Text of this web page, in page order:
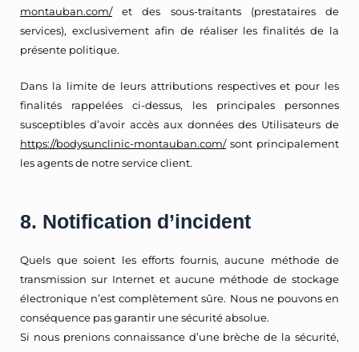
montauban.com/et des sous-traitants (prestataires de
services), exclusivement afin de réaliser les finalités de la
présente politique.
Dans la limite de leurs attributions respectives et pour les
finalités rappelées ci-dessus, les principales personnes
susceptibles d’avoir accès aux données des Utilisateurs de
https://bodysunclinic-montauban.com/sont principalement
les agents de notre service client.
8. Notification d’incident
Quels que soient les efforts fournis, aucune méthode de
transmission sur Internet et aucune méthode de stockage
électronique n’est complètement sûre. Nous ne pouvons en
conséquence pas garantir une sécurité absolue.
Si nous prenions connaissance d’une brèche de la sécurité,